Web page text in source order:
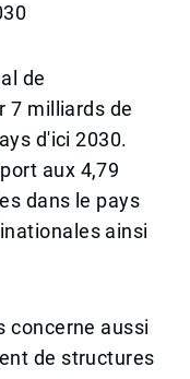
de
7 milliards de
d'ici 2030.
aux 4,79
dans le pays
ainsi
concerne aussi
de structures